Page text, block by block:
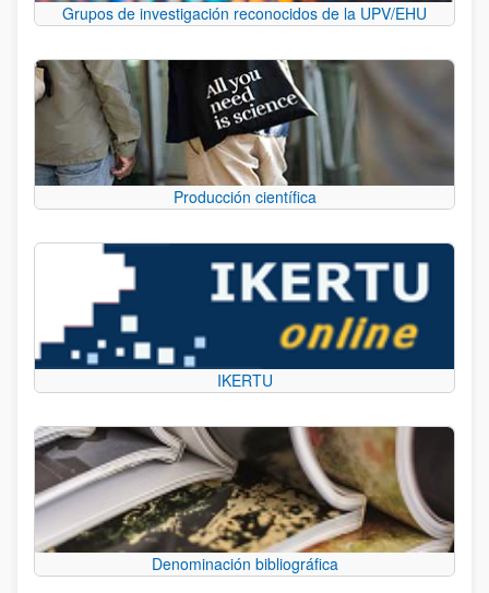
Grupos de investigación reconocidos de la UPV/EHU
Producción científica
IKERTU
Denominación bibliográfica